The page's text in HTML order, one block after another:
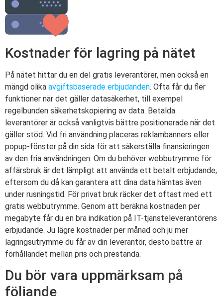
Kostnader för lagring på nätet
På nätet hittar du en del gratis leverantörer, men också en
mängd olika avgiftsbaserade erbjudanden. Ofta får du fler
funktioner när det gäller datasäkerhet, till exempel
regelbunden säkerhetskopiering av data. Betalda
leverantörer är också vanligtvis bättre positionerade när det
gäller stöd. Vid fri användning placeras reklambanners eller
popup-fönster på din sida för att säkerställa finansieringen
av den fria användningen. Om du behöver webbutrymme för
affärsbruk är det lämpligt att använda ett betalt erbjudande,
eftersom du då kan garantera att dina data hämtas även
under rusningstid. För privat bruk räcker det oftast med ett
gratis webbutrymme. Genom att beräkna kostnaden per
megabyte får du en bra indikation på IT-tjänsteleverantörens
erbjudande. Ju lägre kostnader per månad och ju mer
lagringsutrymme du får av din leverantör, desto bättre är
förhållandet mellan pris och prestanda.
Du bör vara uppmärksam på
följande